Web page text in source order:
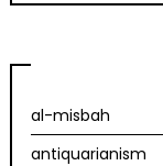
al-misbah
antiquarianism